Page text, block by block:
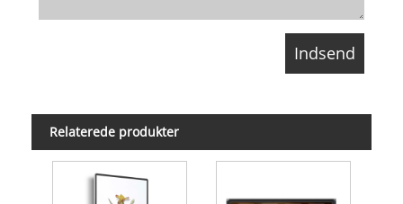
Relaterede produkter